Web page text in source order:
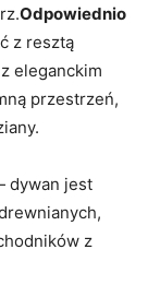
Odpowiednio⁤
z resztą
eleganckim
przestrzeń,
dywan jest
z